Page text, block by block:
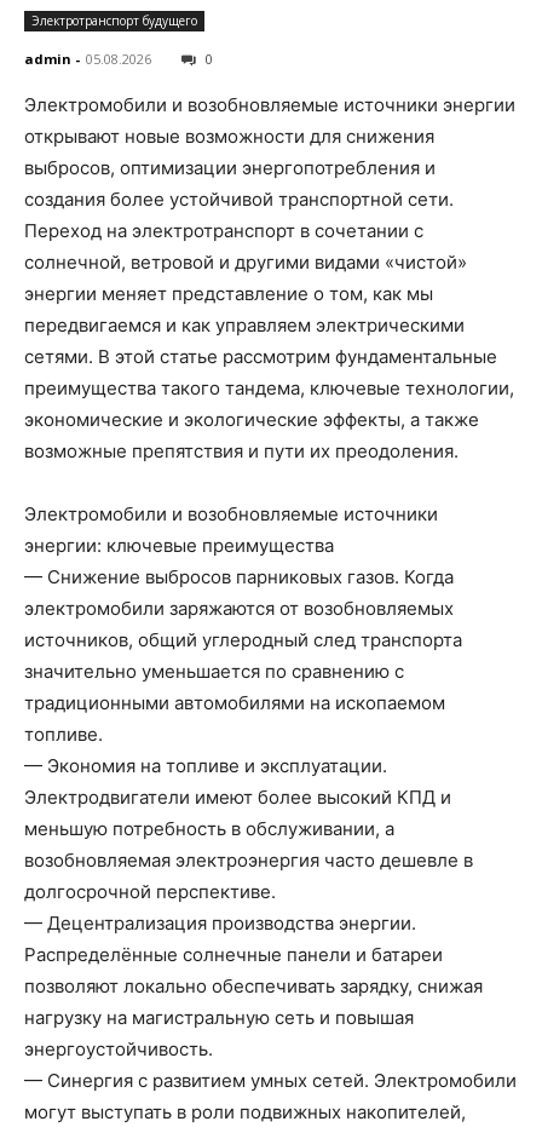
Электротранспорт будущего
admin - 05.08.2026 0
Электромобили и возобновляемые источники энергии
открывают новые возможности для снижения
выбросов, оптимизации энергопотребления и
создания более устойчивой транспортной сети.
Переход на электротранспорт в сочетании с
солнечной, ветровой и другими видами «чистой»
энергии меняет представление о том, как мы
передвигаемся и как управляем электрическими
сетями. В этой статье рассмотрим фундаментальные
преимущества такого тандема, ключевые технологии,
экономические и экологические эффекты, а также
возможные препятствия и пути их преодоления.
Электромобили и возобновляемые источники
энергии: ключевые преимущества
— Снижение выбросов парниковых газов. Когда
электромобили заряжаются от возобновляемых
источников, общий углеродный след транспорта
значительно уменьшается по сравнению с
традиционными автомобилями на ископаемом
топливе.
— Экономия на топливе и эксплуатации.
Электродвигатели имеют более высокий КПД и
меньшую потребность в обслуживании, а
возобновляемая электроэнергия часто дешевле в
долгосрочной перспективе.
— Децентрализация производства энергии.
Распределённые солнечные панели и батареи
позволяют локально обеспечивать зарядку, снижая
нагрузку на магистральную сеть и повышая
энергоустойчивость.
— Синергия с развитием умных сетей. Электромобили
могут выступать в роли подвижных накопителей,